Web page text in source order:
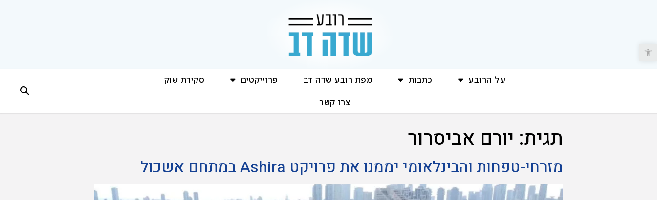
פתח סרגל נגישות
על הרובע כתבות מפת רובע שדה דב פרוייקטים
סקירת שוק
צרו קשר
תגית: יורם אביסרור
מזרחי-טפחות והבינלאומי יממנו את פרויקט Ashira במתחם אשכול